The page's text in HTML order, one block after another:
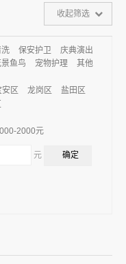
收起筛选
保安护卫
庆典演出
景鱼鸟 宠物护理 其他
安区 龙岗区
盐田区
2000元
元